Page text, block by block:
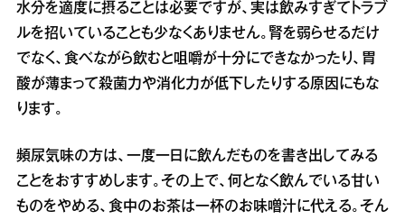
水分を適度に摂ることは必要ですが、実は飲みすぎてトラブ
ルを招いていることも少なくありません。腎を弱らせるだけ
でなく、食べながら飲むと咀嚼が十分にできなかったり、胃
酸が薄まって殺菌力や消化力が低下したりする原因にもな
ります。
頻尿気味の方は、一度一日に飲んだものを書き出してみる
ことをおすすめします。その上で、何となく飲んでいる甘い
ものをやめる、食中のお茶は一杯のお味噌汁に代える。そん